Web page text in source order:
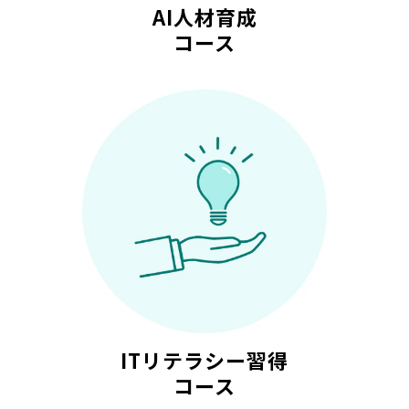
AI人材育成
コース
ITリテラシー習得
コース